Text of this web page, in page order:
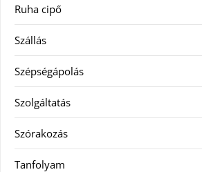
Ruha cipő
Szállás
Szépségápolás
Szolgáltatás
Szórakozás
Tanfolyam